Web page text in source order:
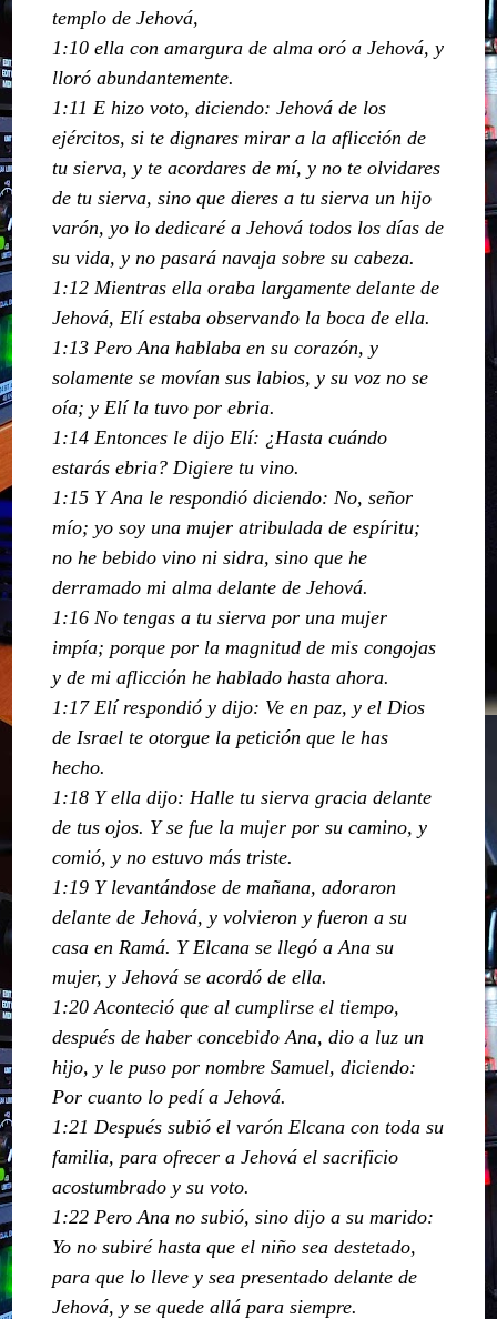
templo de Jehová,
1:10 ella con amargura de alma oró a Jehová, y
lloró abundantemente.
1:11 E hizo voto, diciendo: Jehová de los
ejércitos, si te dignares mirar a la aflicción de
tu sierva, y te acordares de mí, y no te olvidares
de tu sierva, sino que dieres a tu sierva un hijo
varón, yo lo dedicaré a Jehová todos los días de
su vida, y no pasará navaja sobre su cabeza.
1:12 Mientras ella oraba largamente delante de
Jehová, Elí estaba observando la boca de ella.
1:13 Pero Ana hablaba en su corazón, y
solamente se movían sus labios, y su voz no se
oía; y Elí la tuvo por ebria.
1:14 Entonces le dijo Elí: ¿Hasta cuándo
estarás ebria? Digiere tu vino.
1:15 Y Ana le respondió diciendo: No, señor
mío; yo soy una mujer atribulada de espíritu;
no he bebido vino ni sidra, sino que he
derramado mi alma delante de Jehová.
1:16 No tengas a tu sierva por una mujer
impía; porque por la magnitud de mis congojas
y de mi aflicción he hablado hasta ahora.
1:17 Elí respondió y dijo: Ve en paz, y el Dios
de Israel te otorgue la petición que le has
hecho.
1:18 Y ella dijo: Halle tu sierva gracia delante
de tus ojos. Y se fue la mujer por su camino, y
comió, y no estuvo más triste.
1:19 Y levantándose de mañana, adoraron
delante de Jehová, y volvieron y fueron a su
casa en Ramá. Y Elcana se llegó a Ana su
mujer, y Jehová se acordó de ella.
1:20 Aconteció que al cumplirse el tiempo,
después de haber concebido Ana, dio a luz un
hijo, y le puso por nombre Samuel, diciendo:
Por cuanto lo pedí a Jehová.
1:21 Después subió el varón Elcana con toda su
familia, para ofrecer a Jehová el sacrificio
acostumbrado y su voto.
1:22 Pero Ana no subió, sino dijo a su marido:
Yo no subiré hasta que el niño sea destetado,
para que lo lleve y sea presentado delante de
Jehová, y se quede allá para siempre.